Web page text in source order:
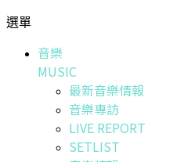
選單
音樂
MUSIC
最新音樂情報
音樂專訪
LIVE REPORT
SETLIST